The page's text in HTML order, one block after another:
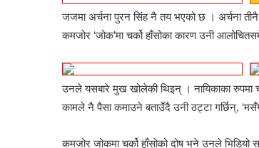
जजमा अर्चना पुरन सिंह नै तय भएको छ । अर्चना
कमजोर ‘जोक’माचर्को हाँसोका कारण उनी
उनले यसबारे मुख खोलेकी थिइन् ।नायिकाका
कामले नै पैसा कमाउने बताउँदै उनी ठट्टा गर्छिन्,
कमजोर जोकमा चर्को हाँसोको दोष भने उनले